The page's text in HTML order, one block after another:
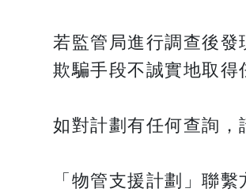
若監管局進行調查後
欺騙手段不誠實地取得
如對計劃有任何查詢，
「物管支援計劃」聯繫